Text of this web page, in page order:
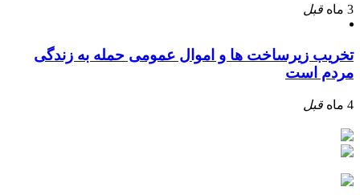
3 ماه قبل
تخریب زیرساخت ها و اموال عمومی حمله به زندگی
مردم است
4 ماه قبل